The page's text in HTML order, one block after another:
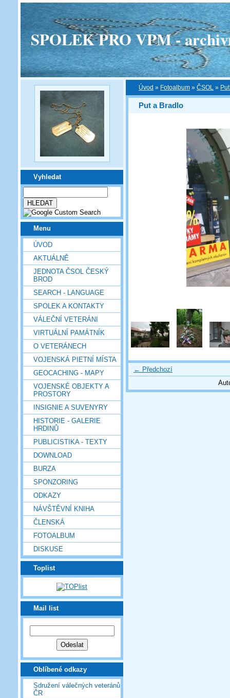
SPOLEK PRO VPM -
Vyhledat
Menu
ÚVOD
AKTUÁLNĚ
JEDNOTA ČSOL ČESKÝ
BROD
SEARCH - LANGUAGE
SPOLEK A KONTAKTY
VÁLEČNÍ VETERÁNI
VIRTUÁLNÍ PAMÁTNÍK
O VETERÁNECH
VOJENSKÁ PIETNÍ MÍSTA
GEOCACHING - MAPY
VOJENSKÉ OBJEKTY A
PROSTORY
INSIGNIE A SUVENYRY
HISTORIE - GALERIE
HRDINŮ
PUBLICISTIKA - TEXTY
DOWNLOAD
BURZA
SPONZORING
ODKAZY
NÁVŠTĚVNÍ KNIHA
ČLENSKÁ
FOTOALBUM
DISKUSE
Toplist
Mail list
Oblíbené odkazy
Sdružení válečných veteránů
ČR
Úvod » Fotoalbum » ČSOL »
Put a Bradlo
← Předchozí